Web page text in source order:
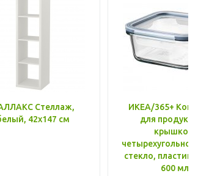
Стеллаж,
42x147 см
ИКЕА/365+
для
крышкой,
стекло, пластик
600 мл